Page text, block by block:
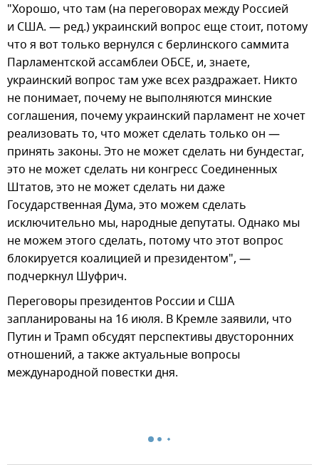
"Хорошо, что там (на переговорах между Россией
и США. — ред.) украинский вопрос еще стоит, потому
что я вот только вернулся с берлинского саммита
Парламентской ассамблеи ОБСЕ, и, знаете,
украинский вопрос там уже всех раздражает. Никто
не понимает, почему не выполняются минские
соглашения, почему украинский парламент не хочет
реализовать то, что может сделать только он —
принять законы. Это не может сделать ни бундестаг,
это не может сделать ни конгресс Соединенных
Штатов, это не может сделать ни даже
Государственная Дума, это можем сделать
исключительно мы, народные депутаты. Однако мы
не можем этого сделать, потому что этот вопрос
блокируется коалицией и президентом", —
подчеркнул Шуфрич.
Переговоры президентов России и США
запланированы на 16 июля. В Кремле заявили, что
Путин и Трамп обсудят перспективы двусторонних
отношений, а также актуальные вопросы
международной повестки дня.